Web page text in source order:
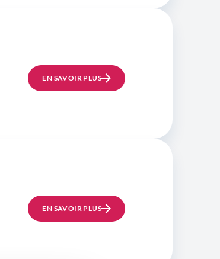
EN SAVOIR PLUS
EN SAVOIR PLUS